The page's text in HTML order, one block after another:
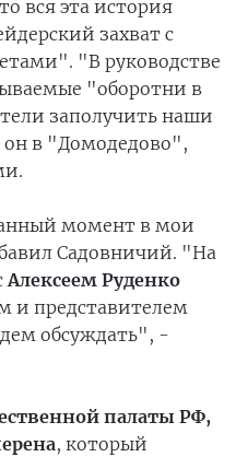
вся эта история
захват с
"В руководстве
"оборотни в
заполучить наши
он в "Домодедово",
момент в мои
Садовничий. "На
Алексеем Руденко
и представителем
обсуждать", -
палаты РФ,
, который